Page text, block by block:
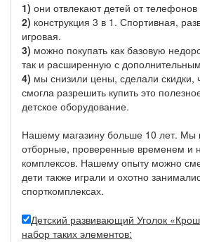
1) они отвлекают детей от телефонов
2) конструкция 3 в 1. Спортивная,
игровая.
3) можно покупать как базовую
так и расширенную с
4) мы снизили цены, сделали скидки,
смогла разрешить купить это
детское оборудование.
Нашему магазину больше 10 лет. Мы
отборные, проверенные временем и
комплексов. Нашему опыту можно
дети также играли и охотно
спорткомплексах.
Детский развивающий Уголок
набор таких элементов: